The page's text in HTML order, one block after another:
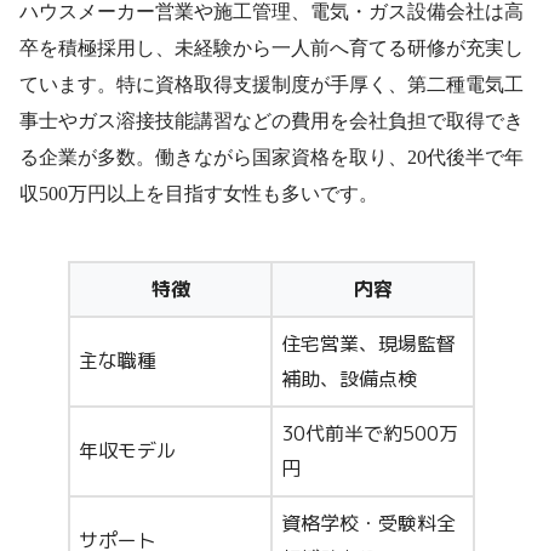
ハウスメーカー営業や施工管理、電気・ガス設備会社は高
卒を積極採用し、未経験から一人前へ育てる研修が充実し
ています。特に資格取得支援制度が手厚く、第二種電気工
事士やガス溶接技能講習などの費用を会社負担で取得でき
る企業が多数。働きながら国家資格を取り、20代後半で年
収500万円以上を目指す女性も多いです。
特徴 内容
主な職種
住宅営業、現場監督
補助、設備点検
年収モデル
30代前半で約500万
円
サポート
資格学校・受験料全